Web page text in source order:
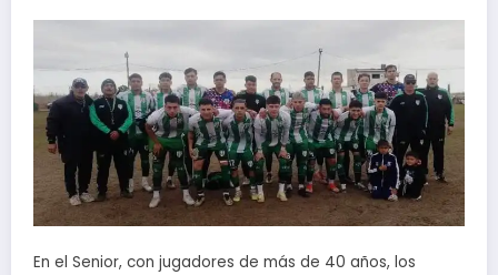
En el Senior, con jugadores de más de 40 años, los